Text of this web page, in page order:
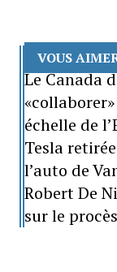
VOUS
Le Canada
échelle de
Tesla
l’auto de
Robert De
sur le